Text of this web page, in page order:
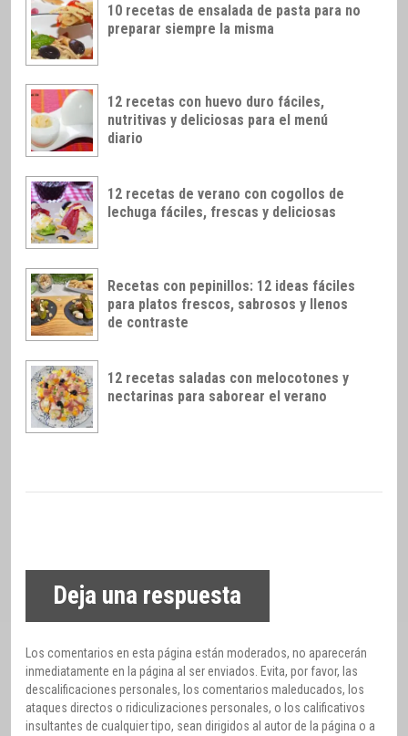
10 recetas de ensalada de pasta para no
preparar siempre la misma
12 recetas con huevo duro fáciles,
nutritivas y deliciosas para el menú
diario
12 recetas de verano con cogollos de
lechuga fáciles, frescas y deliciosas
Recetas con pepinillos: 12 ideas fáciles
para platos frescos, sabrosos y llenos
de contraste
12 recetas saladas con melocotones y
nectarinas para saborear el verano
Deja una respuesta
Los comentarios en esta página están moderados, no aparecerán
inmediatamente en la página al ser enviados. Evita, por favor, las
descalificaciones personales, los comentarios maleducados, los
ataques directos o ridiculizaciones personales, o los calificativos
insultantes de cualquier tipo, sean dirigidos al autor de la página o a